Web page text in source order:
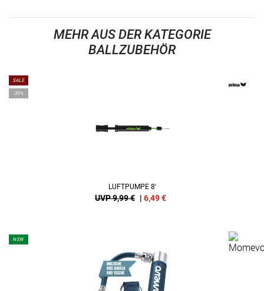
MEHR AUS DER KATEGORIE
BALLZUBEHÖR
SALE
-35%
LUFTPUMPE 8'
UVP 9,99 € | 6,49€
NEW